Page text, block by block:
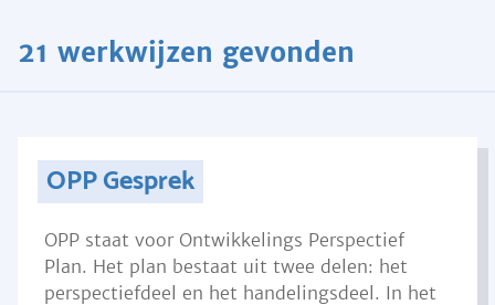
21 werkwijzen gevonden
OPP Gesprek
OPP staat voor Ontwikkelings Perspectief
Plan. Het plan bestaat uit twee delen: het
perspectiefdeel en het handelingsdeel. In het